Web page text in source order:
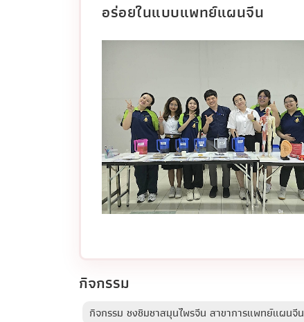
อร่อยในแบบแพทย์แผนจีน
กิจกรรม
กิจกรรม ชงชิมชาสมุนไพรจีน สาขาการแพทย์แผนจีน